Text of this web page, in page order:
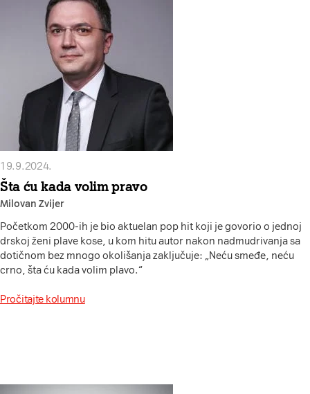
19.9.2024.
Šta ću kada volim pravo
Milovan Zvijer
Početkom 2000-ih je bio aktuelan pop hit koji je govorio o jednoj
drskoj ženi plave kose, u kom hitu autor nakon nadmudrivanja sa
dotičnom bez mnogo okolišanja zaključuje: „Neću smeđe, neću
crno, šta ću kada volim plavo.“
Pročitajte kolumnu